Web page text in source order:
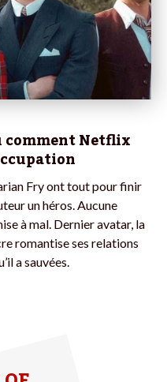
comment Netflix
Fry ont tout pour finir
un héros. Aucune
à mal. Dernier avatar, la
romantise ses relations
a sauvées.